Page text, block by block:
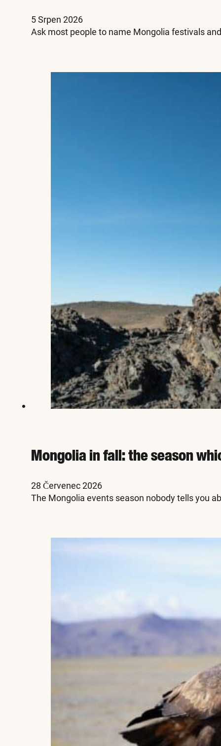
5 Srpen 2026
Ask most people to name Mongolia festivals
Mongolia in fall: the season
28 Červenec 2026
The Mongolia events season nobody tells you